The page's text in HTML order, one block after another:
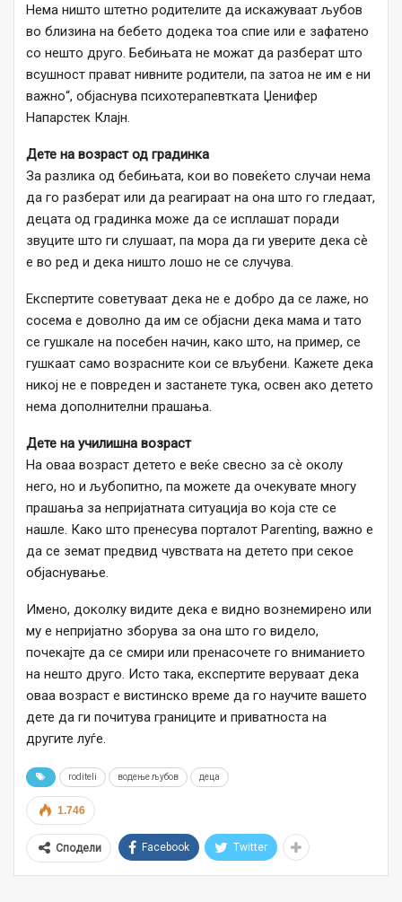
Нема ништо штетно родителите да искажуваат љубов
во близина на бебето додека тоа спие или е зафатено
со нешто друго. Бебињата не можат да разберат што
всушност прават нивните родители, па затоа не им е ни
важно“, објаснува психотерапевтката Џенифер
Напарстек Клајн.
Дете на возраст од градинка
За разлика од бебињата, кои во повеќето случаи нема
да го разберат или да реагираат на она што го гледаат,
децата од градинка може да се исплашат поради
звуците што ги слушаат, па мора да ги уверите дека сѐ
е во ред и дека ништо лошо не се случува.
Експертите советуваат дека не е добро да се лаже, но
сосема е доволно да им се објасни дека мама и тато
се гушкале на посебен начин, како што, на пример, се
гушкаат само возрасните кои се вљубени. Кажете дека
никој не е повреден и застанете тука, освен ако детето
нема дополнителни прашања.
Дете на училишна возраст
На оваа возраст детето е веќе свесно за сѐ околу
него, но и љубопитно, па можете да очекувате многу
прашања за непријатната ситуација во која сте се
нашле. Како што пренесува порталот Parenting, важно е
да се земат предвид чувствата на детето при секое
објаснување.
Имено, доколку видите дека е видно вознемирено или
му е непријатно зборува за она што го видело,
почекајте да се смири или пренасочете го вниманието
на нешто друго. Исто така, експертите веруваат дека
оваа возраст е вистинско време да го научите вашето
дете да ги почитува границите и приватноста на
другите луѓе.
roditeli водење љубов деца
1.746
Сподели Facebook Twitter